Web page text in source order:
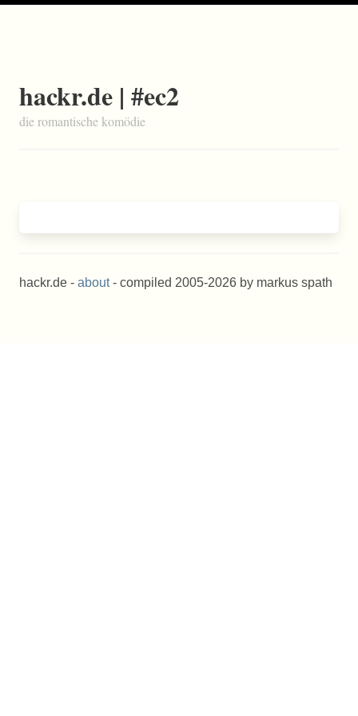
hackr.de | #ec2
die romantische komödie
hackr.de - about- compiled 2005-2026 by markus spath